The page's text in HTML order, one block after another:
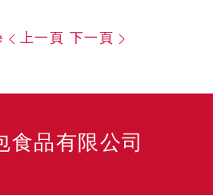
上一頁 下一頁
食品有限公司